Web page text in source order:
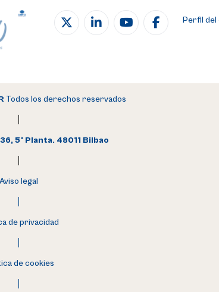
Perfil
Todos los derechos reservados
5ª Planta. 48011 Bilbao
Aviso legal
de privacidad
de cookies